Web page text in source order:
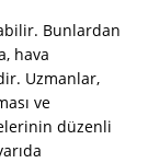
Bunlardan
hava
Uzmanlar,
ve
düzenli